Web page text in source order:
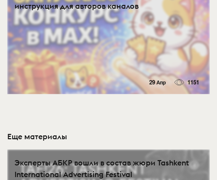
инструкция для авторов каналов
29 Апр 1151
Еще материалы
Эксперты АБКР вошли в состав жюри Tashkent
International Advertising Festival